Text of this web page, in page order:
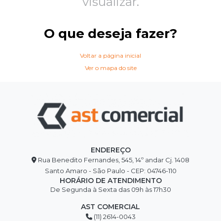
O que deseja fazer?
Voltar a página inicial
Ver o mapa do site
ENDEREÇO
Rua Benedito Fernandes, 545, 14º andar Cj. 1408
Santo Amaro - São Paulo - CEP: 04746-110
HORÁRIO DE ATENDIMENTO
De Segunda à Sexta das 09h às 17h30
AST COMERCIAL
(11) 2614-0043